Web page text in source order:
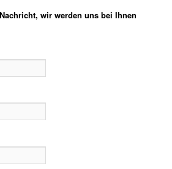
wir werden uns bei Ihnen